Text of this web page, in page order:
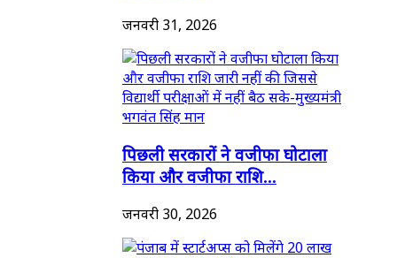
जनवरी 31, 2026
पिछली सरकारों ने वजीफा घोटाला
किया और वजीफा राशि...
जनवरी 30, 2026